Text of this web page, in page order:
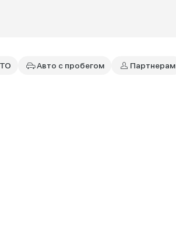
Авто с пробегом Партнерам